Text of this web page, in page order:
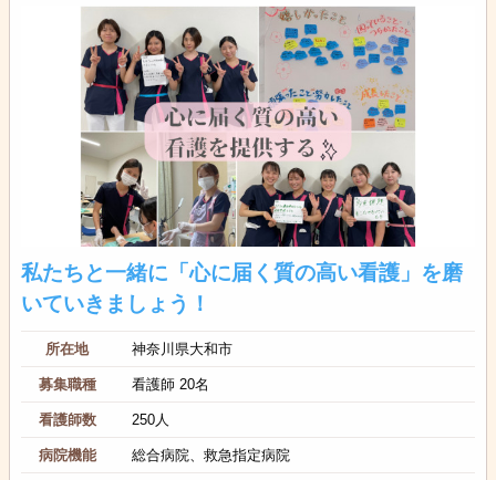
私たちと一緒に「心に届く質の高い看護」を磨
いていきましょう！
所在地 神奈川県大和市
募集職種 看護師 20名
看護師数 250人
病院機能 総合病院、救急指定病院